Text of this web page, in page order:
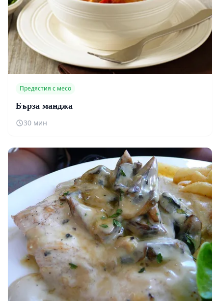
Предястия с месо
Бърза манджа
30 мин